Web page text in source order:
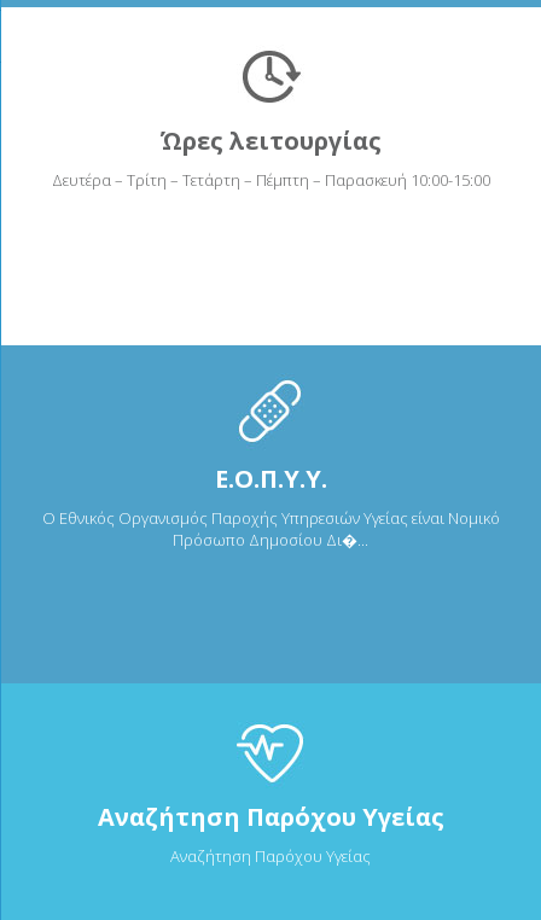
Ώρες λειτουργίας
Δευτέρα – Τρίτη – Τετάρτη – Πέμπτη – Παρασκευή 10:00-15:00
Ε.Ο.Π.Υ.Υ.
Ο Εθνικός Οργανισμός Παροχής Υπηρεσιών Υγείας είναι Νομικό
Πρόσωπο Δημοσίου Δι�...
Αναζήτηση Παρόχου Υγείας
Αναζήτηση Παρόχου Υγείας